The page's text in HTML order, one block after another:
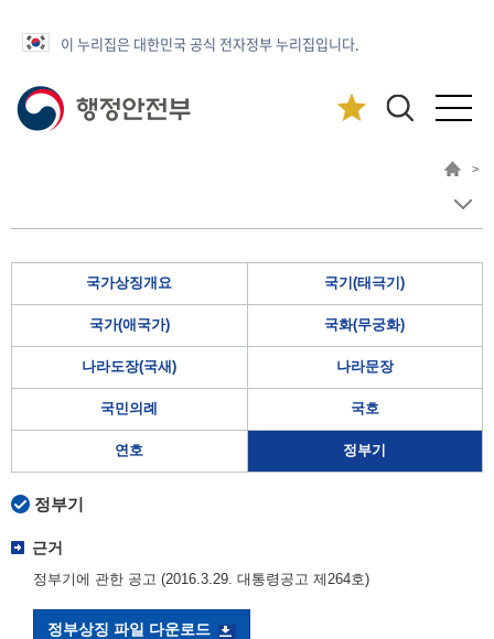
이 누리집은 대한민국 공식 전자정부 누리집입니다.
>
국가상징개요 국기(태극기)
국가(애국가) 국화(무궁화)
나라도장(국새) 나라문장
국민의례 국호
연호 정부기
정부기
근거
정부기에 관한 공고 (2016.3.29. 대통령공고 제264호)
정부상징 파일 다운로드